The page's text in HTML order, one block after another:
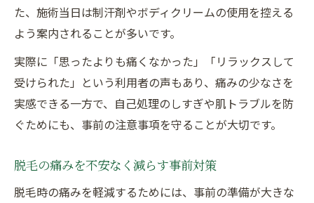
た、施術当日は制汗剤やボディクリームの使用を控える
よう案内されることが多いです。
実際に「思ったよりも痛くなかった」「リラックスして
受けられた」という利用者の声もあり、痛みの少なさを
実感できる一方で、自己処理のしすぎや肌トラブルを防
ぐためにも、事前の注意事項を守ることが大切です。
脱毛の痛みを不安なく減らす事前対策
脱毛時の痛みを軽減するためには、事前の準備が大きな